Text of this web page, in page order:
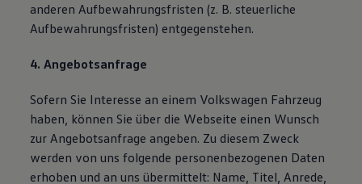
anderen Aufbewahrungsfristen (z. B. steuerliche
Aufbewahrungsfristen) entgegenstehen.
4. Angebotsanfrage
Sofern Sie Interesse an einem Volkswagen Fahrzeug
haben, können Sie über die Webseite einen Wunsch
zur Angebotsanfrage angeben. Zu diesem Zweck
werden von uns folgende personenbezogenen Daten
erhoben und an uns übermittelt: Name, Titel, Anrede,